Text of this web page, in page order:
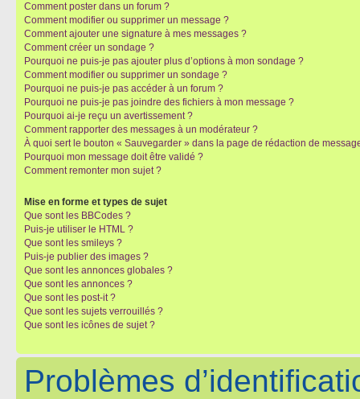
Comment poster dans un forum ?
Comment modifier ou supprimer un message ?
Comment ajouter une signature à mes messages ?
Comment créer un sondage ?
Pourquoi ne puis-je pas ajouter plus d’options à mon sondage ?
Comment modifier ou supprimer un sondage ?
Pourquoi ne puis-je pas accéder à un forum ?
Pourquoi ne puis-je pas joindre des fichiers à mon message ?
Pourquoi ai-je reçu un avertissement ?
Comment rapporter des messages à un modérateur ?
À quoi sert le bouton « Sauvegarder » dans la page de rédaction de
Pourquoi mon message doit être validé ?
Comment remonter mon sujet ?
Mise en forme et types de sujet
Que sont les BBCodes ?
Puis-je utiliser le HTML ?
Que sont les smileys ?
Puis-je publier des images ?
Que sont les annonces globales ?
Que sont les annonces ?
Que sont les post-it ?
Que sont les sujets verrouillés ?
Que sont les icônes de sujet ?
Problèmes